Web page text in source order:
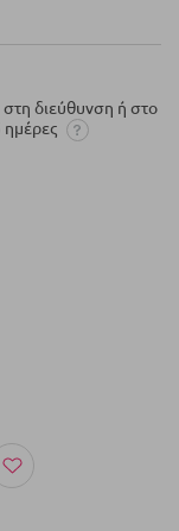
διεύθυνση ή στο